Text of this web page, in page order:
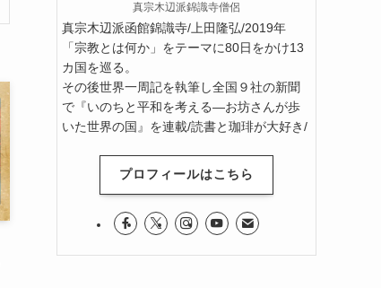
真宗木辺派錦識寺僧侶
真宗木辺派函館錦識寺/上田隆弘/2019年
「宗教とは何か」をテーマに80日をかけ13
カ国を巡る。
その後世界一周記を執筆し全国９社の新聞
で『いのちと平和を考える―お坊さんが歩
いた世界の国』を連載/読書と珈琲が大好き/
プロフィールはこちら